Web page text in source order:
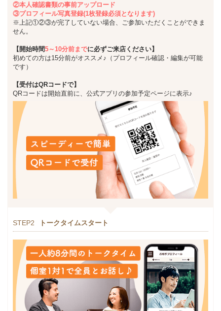
②本人確認書類の事前アップロード
③プロフィール写真登録(1枚登録必須となります)
※上記①②③が完了していない場合、ご参加いただくことができま
せん。
【開始時間5～10分前までに必ずご来店ください】
初めての方は15分前がオススメ♪（プロフィール確認・編集が可能
です）
【受付はQRコードで】
QRコードは開始直前に、公式アプリの参加予定ページに表示♪
STEP2 トークタイムスタート